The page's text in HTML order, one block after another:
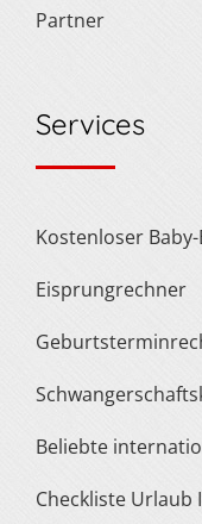
Partner
Services
Kostenloser
Eisprungrechner
Beliebte
Checkliste